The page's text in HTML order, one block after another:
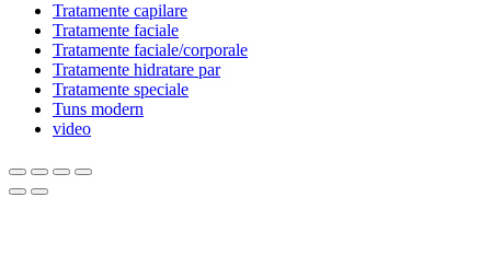
Tratamente capilare
Tratamente faciale
Tratamente faciale/corporale
Tratamente hidratare par
Tratamente speciale
Tuns modern
video